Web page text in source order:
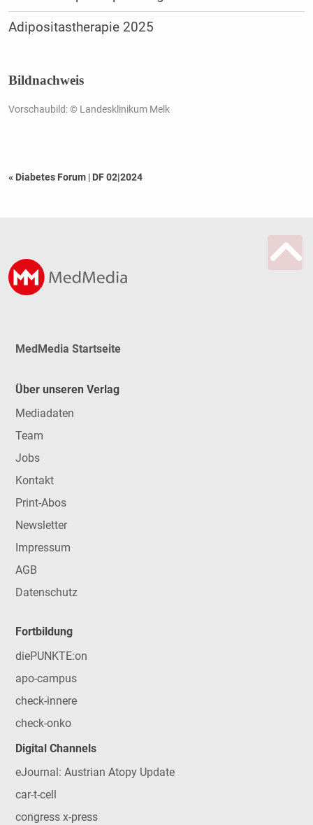
Adipositastherapie 2025
Bildnachweis
Vorschaubild: © Landesklinikum Melk
« Diabetes Forum | DF 02|2024
MedMedia Startseite
Über unseren Verlag
Mediadaten
Team
Jobs
Kontakt
Print-Abos
Newsletter
Impressum
AGB
Datenschutz
Fortbildung
diePUNKTE:on
apo-campus
check-innere
check-onko
Digital Channels
eJournal: Austrian Atopy Update
car-t-cell
congress x-press